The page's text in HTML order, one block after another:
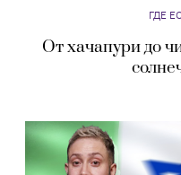
ГДЕ
От хачапури до